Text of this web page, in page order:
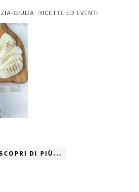
GIULIA: RICETTE ED EVENTI
DI PIÙ...